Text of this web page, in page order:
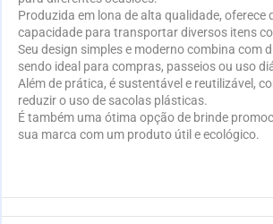
Produzida em lona de alta qualidade, oferece
capacidade para transportar diversos itens
Seu design simples e moderno combina com
sendo ideal para compras, passeios ou uso
Além de prática, é sustentável e reutilizável,
reduzir o uso de sacolas plásticas.
É também uma ótima opção de brinde
sua marca com um produto útil e ecológico.